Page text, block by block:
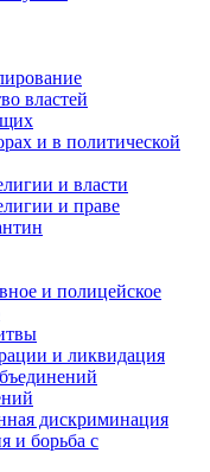
властей
и в политической
и власти
и праве
и полицейское
и ликвидация
дискриминация
и борьба с